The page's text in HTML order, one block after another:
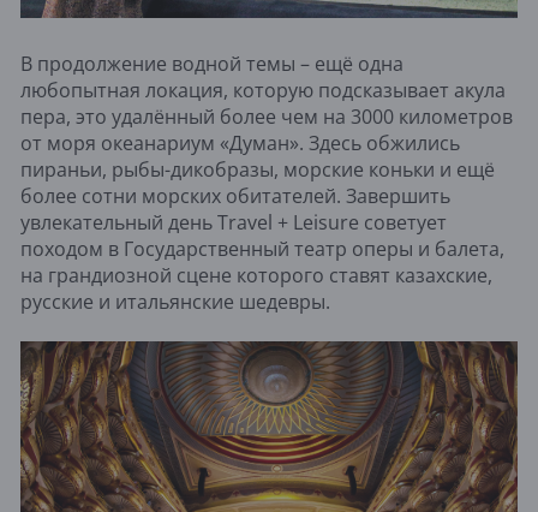
В продолжение водной темы – ещё одна
любопытная локация, которую подсказывает акула
пера, это удалённый более чем на 3000 километров
от моря океанариум «Думан». Здесь обжились
пираньи, рыбы-дикобразы, морские коньки и ещё
более сотни морских обитателей. Завершить
увлекательный день Travel + Leisure советует
походом в Государственный театр оперы и балета,
на грандиозной сцене которого ставят казахские,
русские и итальянские шедевры.